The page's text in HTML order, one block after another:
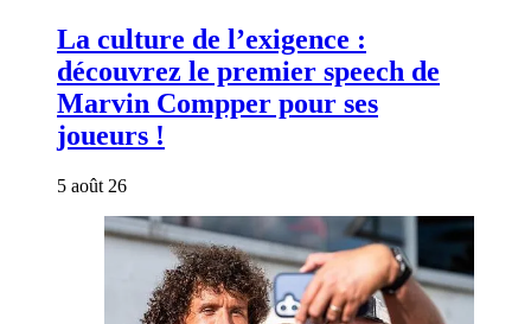
La culture de l’exigence :
découvrez le premier speech de
Marvin Compper pour ses
joueurs !
5 août 26